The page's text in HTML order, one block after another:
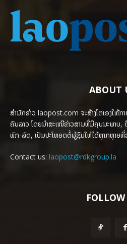
ABOUT
ສຳນັກຂ່າວ laopost.com ຈະສ້າງໂຕເອງໃຫ້
ຄົນລາວ ໂດຍນຳສະເໜີຂ່າວສານທີ່ມີຄຸນນະພາບ,
ພັກ-ລັດ, ເປັນປະໂຫຍດຕໍ່ຜູ້ຊົມໃຫ້ໄດ້ຫຼາກຫຼາຍ
Contact us: laopost@rdkgroup.la